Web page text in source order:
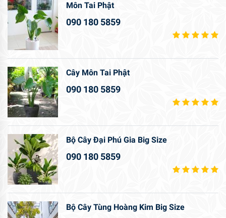
Môn Tai Phật
090 180 5859
Cây Môn Tai Phật
090 180 5859
Bộ Cây Đại Phú Gia Big Size
090 180 5859
Bộ Cây Tùng Hoàng Kim Big Size